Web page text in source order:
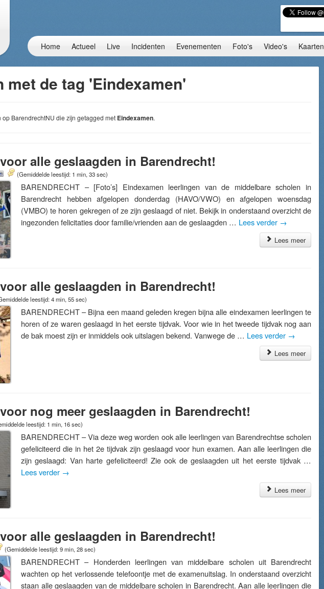
Home Actueel Live Incidenten Evenementen Foto's Video's Kaarten
met de tag 'Eindexamen'
BarendrechtNU die zijn getagged met Eindexamen.
alle geslaagden in Barendrecht!
(Gemiddelde leestijd: 1 min, 33 sec)
BARENDRECHT – [Foto’s] Eindexamen leerlingen van de middelbare scholen in
Barendrecht hebben afgelopen donderdag (HAVO/VWO) en afgelopen woensdag
(VMBO) te horen gekregen of ze zijn geslaagd of niet. Bekijk in onderstaand overzicht de
ingezonden felicitaties door familie/vrienden aan de geslaagden … Lees verder →
Lees meer
alle geslaagden in Barendrecht!
leestijd: 4 min, 55 sec)
BARENDRECHT – Bijna een maand geleden kregen bijna alle eindexamen leerlingen te
horen of ze waren geslaagd in het eerste tijdvak. Voor wie in het tweede tijdvak nog aan
de bak moest zijn er inmiddels ook uitslagen bekend. Vanwege de … Lees verder →
Lees meer
nog meer geslaagden in Barendrecht!
leestijd: 1 min, 16 sec)
BARENDRECHT – Via deze weg worden ook alle leerlingen van Barendrechtse scholen
gefeliciteerd die in het 2e tijdvak zijn geslaagd voor hun examen. Aan alle leerlingen die
zijn geslaagd: Van harte gefeliciteerd! Zie ook de geslaagden uit het eerste tijdvak …
Lees verder →
Lees meer
alle geslaagden in Barendrecht!
(Gemiddelde leestijd: 9 min, 28 sec)
BARENDRECHT – Honderden leerlingen van middelbare scholen uit Barendrecht
wachten op het verlossende telefoontje met de examenuitslag. In onderstaand overzicht
staan alle geslaagden van de middelbare scholen in Barendrecht. Aan alle leerlingen die